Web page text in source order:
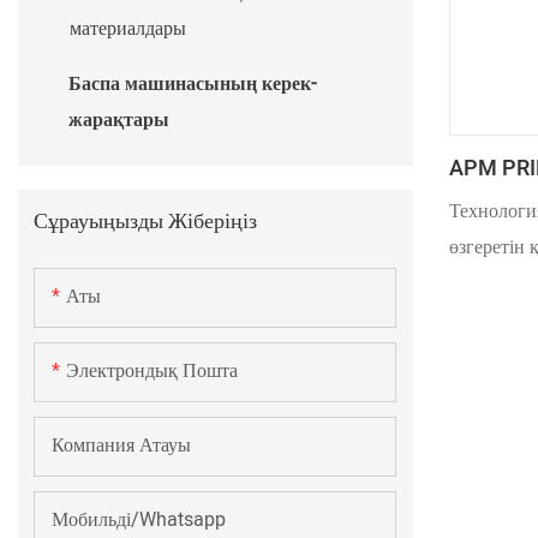
материалдары
Баспа машинасының керек-
жарақтары
Сұрауыңызды Жіберіңіз
Аты
Электрондық Пошта
Компания Атауы
Мобильді/Whatsapp
APM
Металл
өзгеретін